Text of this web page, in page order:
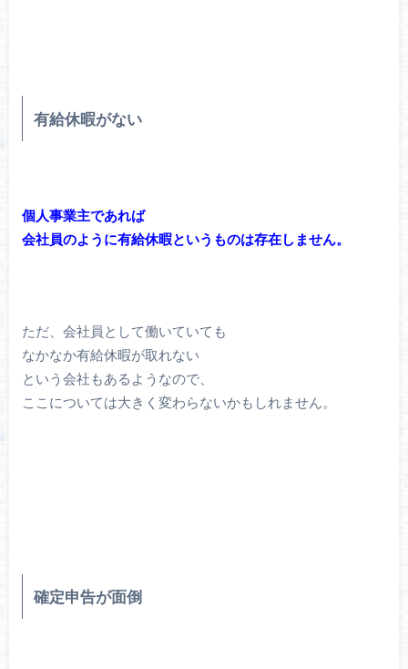
有給休暇がない
個人事業主であれば
会社員のように有給休暇というものは存在しません。
ただ、会社員として働いていても
なかなか有給休暇が取れない
という会社もあるようなので、
ここについては大きく変わらないかもしれません。
確定申告が面倒